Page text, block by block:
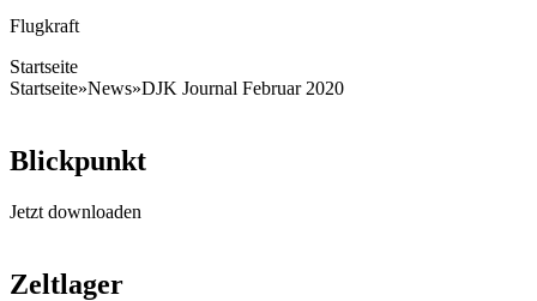
Flugkraft
Startseite
Startseite»News»DJK Journal Februar 2020
Blickpunkt
Jetzt downloaden
Zeltlager